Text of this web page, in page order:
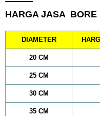
HARGA JASA BORE
DIAMETER
20 CM
25 CM
30 CM
35 CM